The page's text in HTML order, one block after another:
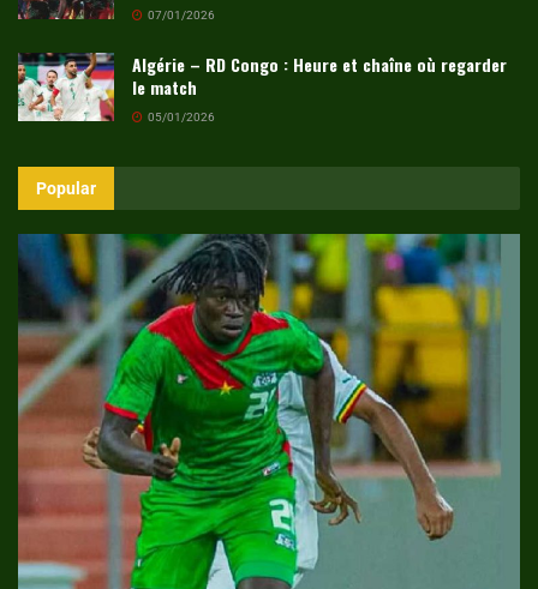
07/01/2026
Algérie – RD Congo : Heure et chaîne où regarder
le match
05/01/2026
Popular